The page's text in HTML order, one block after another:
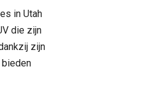
in Utah
die zijn
zijn